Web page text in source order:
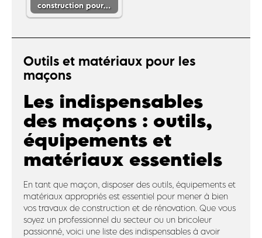
construction pour…
Outils et matériaux pour les
maçons
Les indispensables
des maçons : outils,
équipements et
matériaux essentiels
En tant que maçon, disposer des outils, équipements et
matériaux appropriés est essentiel pour mener à bien
vos travaux de construction et de rénovation. Que vous
soyez un professionnel du secteur ou un bricoleur
passionné, voici une liste des indispensables à avoir